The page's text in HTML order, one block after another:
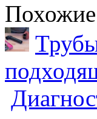
Похожие